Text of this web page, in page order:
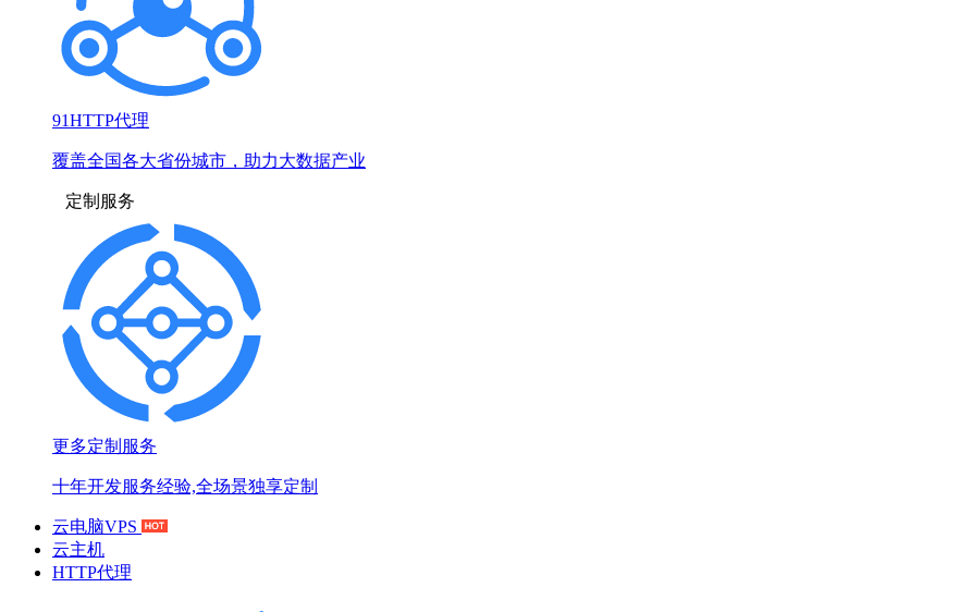
91HTTP代理
覆盖全国各大省份城市，助力大数据产业
定制服务
更多定制服务
十年开发服务经验,全场景独享定制
云电脑VPS
云主机
HTTP代理